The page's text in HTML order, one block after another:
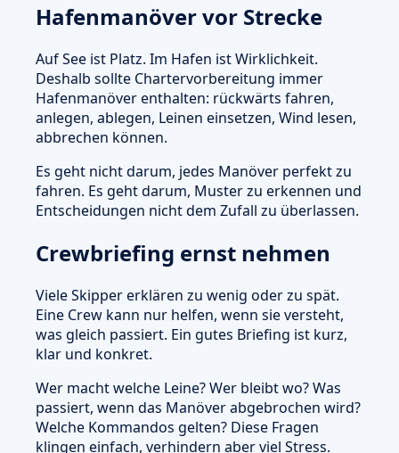
Hafenmanöver vor Strecke
Auf See ist Platz. Im Hafen ist Wirklichkeit.
Deshalb sollte Chartervorbereitung immer
Hafenmanöver enthalten: rückwärts fahren,
anlegen, ablegen, Leinen einsetzen, Wind lesen,
abbrechen können.
Es geht nicht darum, jedes Manöver perfekt zu
fahren. Es geht darum, Muster zu erkennen und
Entscheidungen nicht dem Zufall zu überlassen.
Crewbriefing ernst nehmen
Viele Skipper erklären zu wenig oder zu spät.
Eine Crew kann nur helfen, wenn sie versteht,
was gleich passiert. Ein gutes Briefing ist kurz,
klar und konkret.
Wer macht welche Leine? Wer bleibt wo? Was
passiert, wenn das Manöver abgebrochen wird?
Welche Kommandos gelten? Diese Fragen
klingen einfach, verhindern aber viel Stress.